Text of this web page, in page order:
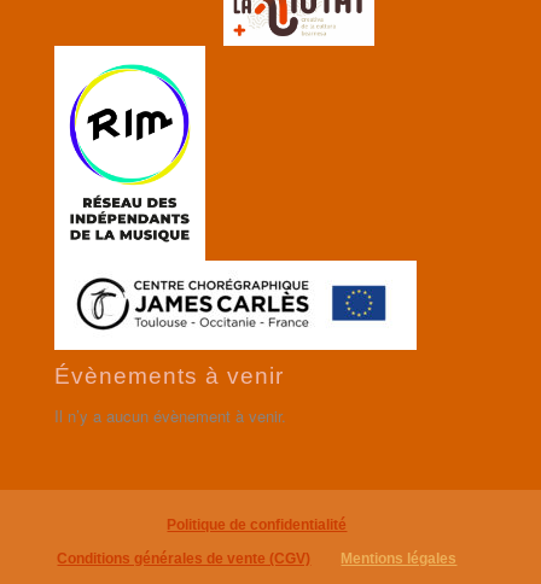
Évènements à venir
Il n’y a aucun évènement à venir.
Politique de confidentialité
Conditions générales de vente (CGV)
Mentions légales